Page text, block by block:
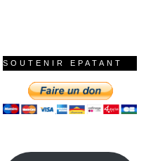
SOUTENIR EPATANT